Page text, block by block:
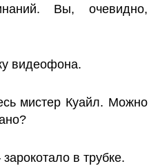
Вы, очевидно,
видеофона.
мистер Куайл. Можно
в трубке.